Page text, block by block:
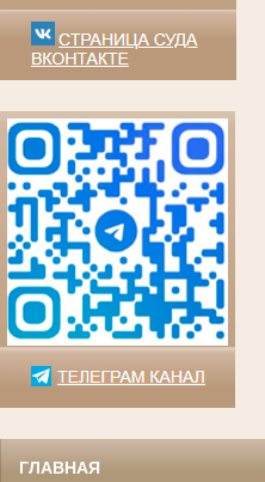
ГЛАВНАЯ